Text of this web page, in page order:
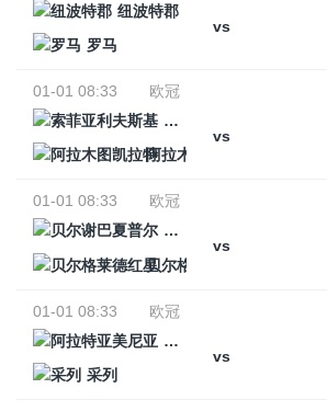
纽波特郡
vs
罗马
01-01 08:33
欧冠
索菲亚利夫斯基
vs
阿拉木图凯拉特
01-01 08:33
欧冠
贝尔谢巴夏普尔
vs
贝尔格莱德红星
01-01 08:33
欧冠
阿拉特亚美尼亚
vs
采列